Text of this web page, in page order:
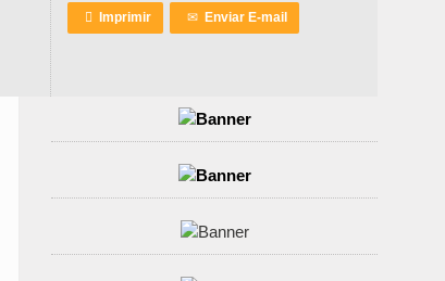
 Imprimir ✉ Enviar E-mail